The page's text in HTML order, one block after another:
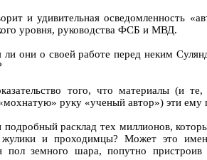
и удивительная осведомленность
уровня, руководства ФСБ и МВД.
они о своей работе перед неким
того, что материалы (и
руку «ученый автор») эти ему
подробный расклад тех миллионов,
жулики и проходимцы? Может это
пол земного шара, попутно